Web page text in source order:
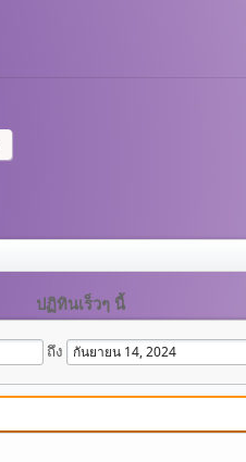
ปฏิทินเร็วๆ นี้
ถึง